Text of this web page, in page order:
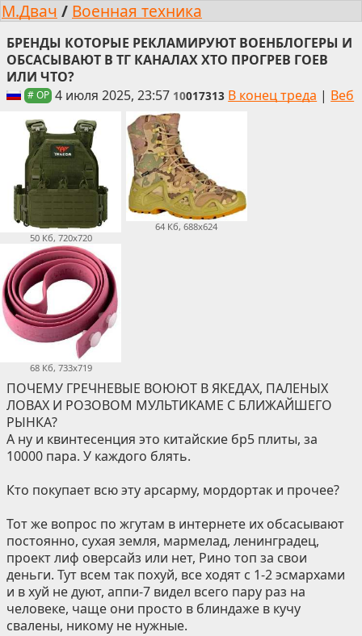
М.Двач / Военная техника
БРЕНДЫ КОТОРЫЕ РЕКЛАМИРУЮТ ВОЕНБЛОГЕРЫ И
ОБСАСЫВАЮТ В ТГ КАНАЛАХ ХТО ПРОГРЕВ ГОЕВ
ИЛИ ЧТО?
# OP 4 июля 2025, 23:57 10017313 В конец треда | Веб
50 Кб, 720x720
64 Кб, 688x624
68 Кб, 733x719
ПОЧЕМУ ГРЕЧНЕВЫЕ ВОЮЮТ В ЯКЕДАХ, ПАЛЕНЫХ
ЛОВАХ И РОЗОВОМ МУЛЬТИКАМЕ С БЛИЖАЙШЕГО
РЫНКА?
А ну и квинтесенция это китайские бр5 плиты, за
10000 пара. У каждого блять.
Кто покупает всю эту арсарму, мордортак и прочее?
Тот же вопрос по жгутам в интернете их обсасывают
постоянно, сухая земля, мармелад, ленинградец,
проект лиф оверсайз или нет, Рино топ за свои
деньги. Тут всем так похуй, все ходят с 1-2 эсмархами
и в хуй не дуют, аппи-7 видел всего пару раз на
человеке, чаще они просто в блиндаже в кучу
свалены, никому не нужные.